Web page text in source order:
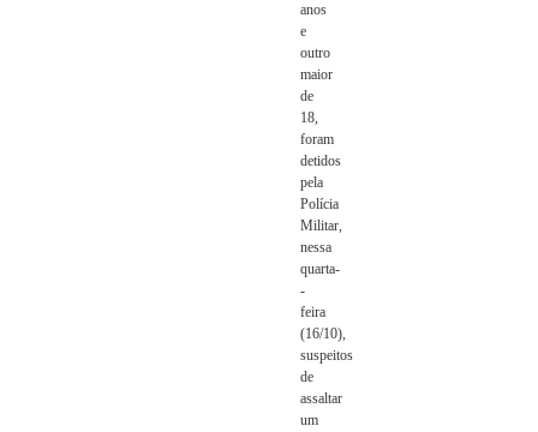
anos
e
outro
maior
de
18,
foram
detidos
pela
Polícia
Militar,
nessa
quarta-
-
feira
(16/10),
suspeitos
de
assaltar
um